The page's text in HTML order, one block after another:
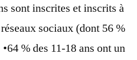
sont inscrites et inscrits à
sociaux (dont 56 %
% des 11-18 ans ont un